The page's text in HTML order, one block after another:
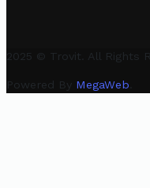
2025 © Trovit. All Rights
Powered By MegaWeb